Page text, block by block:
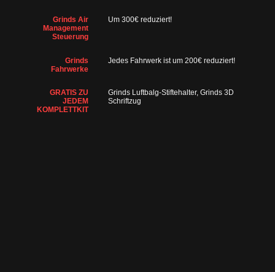
Grinds Air
Management
Steuerung
Um 300€ reduziert!
Grinds
Fahrwerke
Jedes Fahrwerk ist um 200€ reduziert!
GRATIS ZU
JEDEM
KOMPLETTKIT
Grinds Luftbalg-Stiftehalter, Grinds 3D
Schriftzug